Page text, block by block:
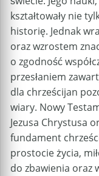
kształtowały nie
historię. Jednak
oraz wzrostem
o zgodność
przesłaniem
dla chrześcijan
wiary. Nowy
Jezusa Chrystusa
fundament
prostocie życia,
do zbawienia oraz